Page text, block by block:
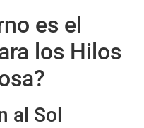
es el
los Hilos
al Sol